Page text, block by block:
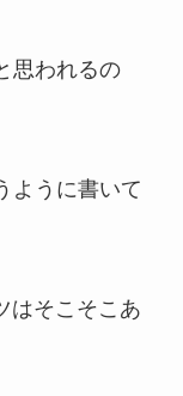
思われるの
ように書いて
はそこそこあ